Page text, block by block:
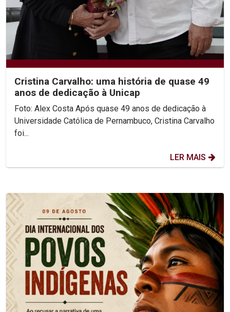
Cristina Carvalho: uma história de quase 49
anos de dedicação à Unicap
Foto: Alex Costa Após quase 49 anos de dedicação à
Universidade Católica de Pernambuco, Cristina Carvalho
foi...
LER MAIS